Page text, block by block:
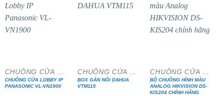
CHUÔNG CỬA LOBBY IP
PANASONIC VL-VN1900
BOX GẮN NỔI DAHUA
VTM115
BỘ CHUÔNG HÌNH MÀU
ANALOG HIKVISION DS-
KIS204 CHÍNH HÃNG